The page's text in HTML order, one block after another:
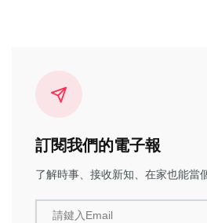
訂閱我們的電子報
了解時事、接收新知、在家也能當
請鍵入Email